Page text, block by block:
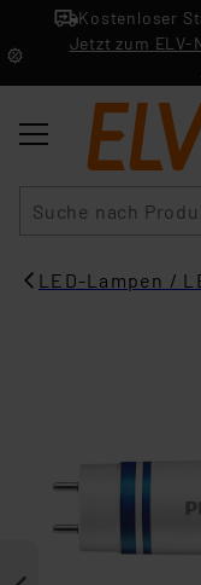
Kostenloser
Jetzt zum ELV-
LED-Lampen /